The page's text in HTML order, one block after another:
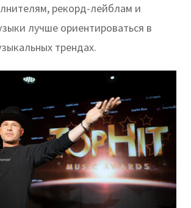
рекорд-лейблам и
лучше ориентироваться в
трендах.